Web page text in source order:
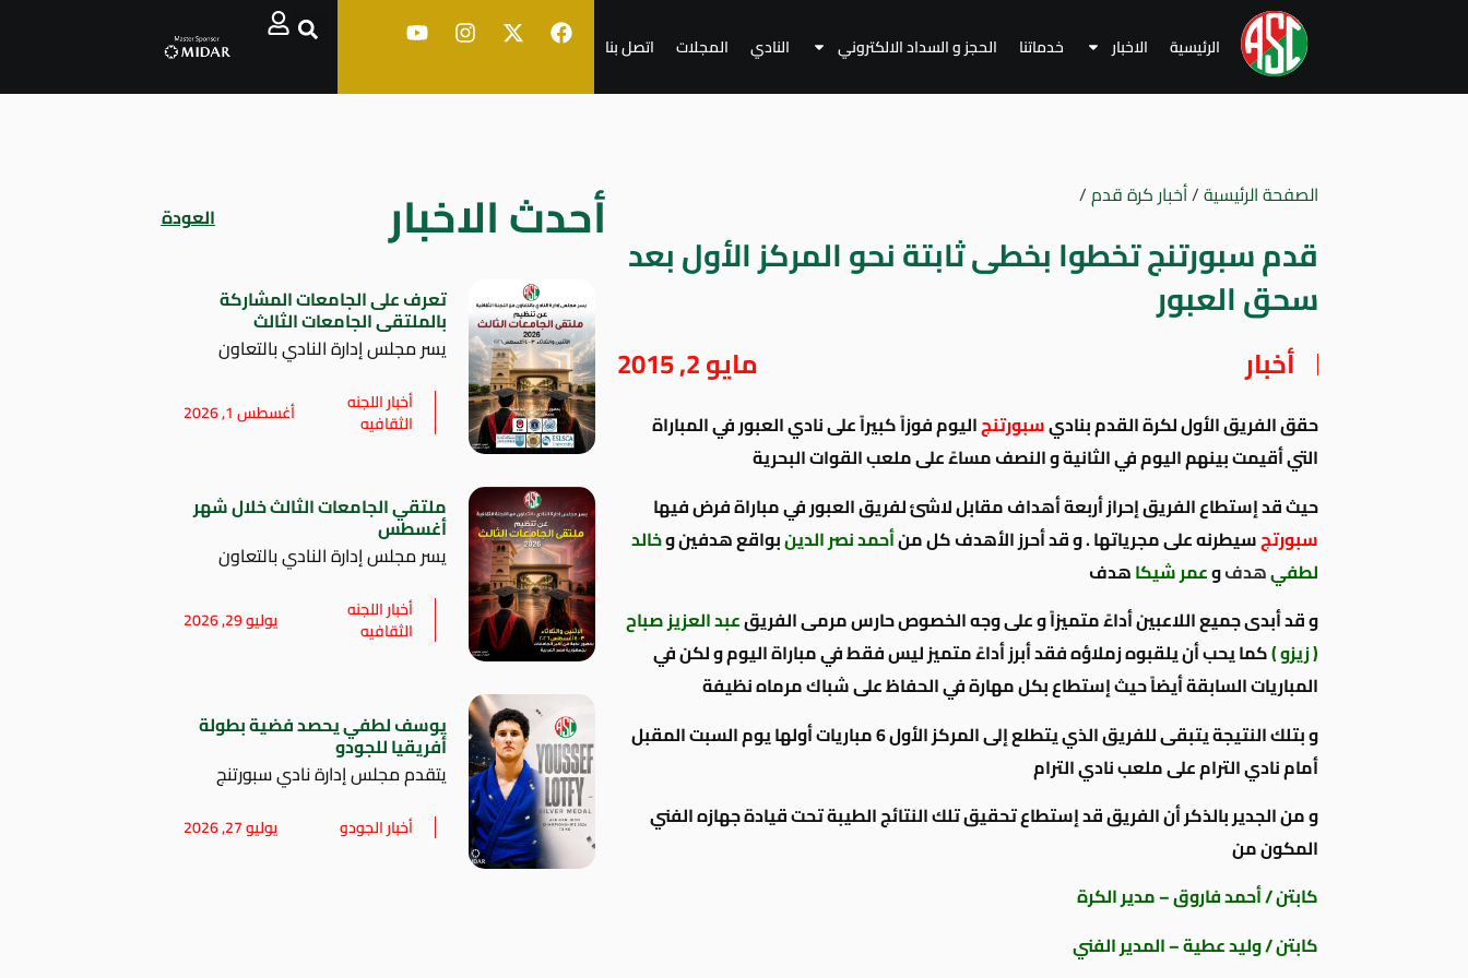
الرئيسية الاخبار خدماتنا الحجز و السداد الالكتروني النادي المجلات اتصل بنا
الصفحة الرئيسية/أخبار كرة قدم/
قدم سبورتنج تخطوا بخطى ثابتة نحو المركز الأول بعد
سحق العبور
أخبار مايو 2, 2015
حقق الفريق الأول لكرة القدم بناديسبورتنجاليوم فوزاً كبيراً على نادي العبور في المباراة
التي أقيمت بينهم اليوم في الثانية و النصف مساءً على ملعب القوات البحرية
حيث قد إستطاع الفريق إحراز أربعة أهداف مقابل لاشئ لفريق العبور في مباراة فرض فيها
سبورتجسيطرنه على مجرياتها . و قد أحرز الأهدف كل منأحمد نصر الدينبواقع هدفين وخالد
لطفيهدفوعمر شيكاهدف
و قد أبدى جميع اللاعبين أداءً متميزاً و على وجه الخصوص حارس مرمى الفريقعبد العزيز صباح
( زيزو )كما يحب أن يلقبوه زملاؤه فقد أبرز أداءً متميز ليس فقط في مباراة اليوم و لكن في
المباريات السابقة أيضاً حيث إستطاع بكل مهارة في الحفاظ على شباك مرماه نظيفة
و بتلك النتيجة يتبقى للفريق الذي يتطلع إلى المركز الأول 6 مباريات أولها يوم السبت المقبل
أمام نادي الترام على ملعب نادي الترام
و من الجدير بالذكر أن الفريق قد إستطاع تحقيق تلك النتائج الطيبة تحت قيادة جهازه الفني
المكون من
كابتن / أحمد فاروق – مدير الكرة
كابتن / وليد عطية – المدير الفني
أحدث الاخبار العودة
تعرف على الجامعات المشاركة
بالملتقى الجامعات الثالث
يسر مجلس إدارة النادي بالتعاون
أخبار اللجنه
الثقافيه أغسطس 1, 2026
ملتقي الجامعات الثالث خلال شهر
أغسطس
يسر مجلس إدارة النادي بالتعاون
أخبار اللجنه
الثقافيه يوليو 29, 2026
يوسف لطفي يحصد فضية بطولة
أفريقيا للجودو
يتقدم مجلس إدارة نادي سبورتنج
أخبار الجودو يوليو 27, 2026